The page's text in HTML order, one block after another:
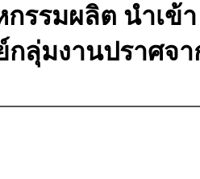
รรมผลิต นำเข้
กลุ่มงานปราศจา